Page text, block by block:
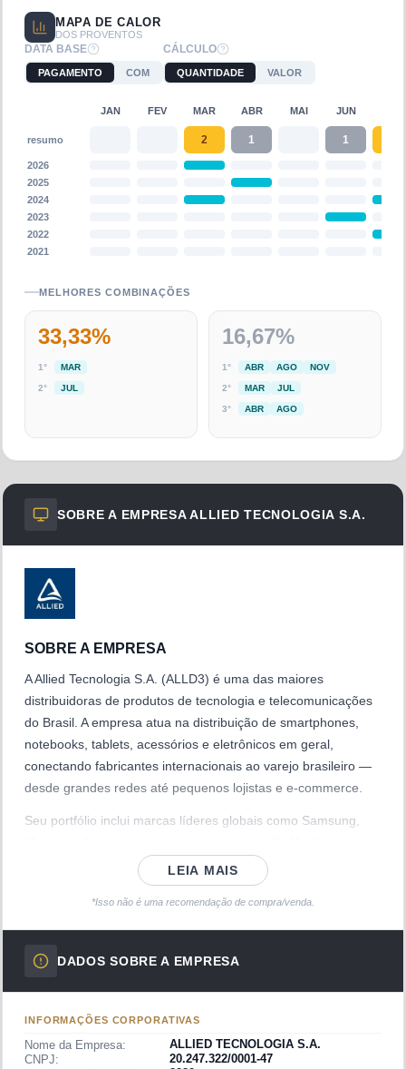
MAPA DE CALOR
DOS PROVENTOS
DATA BASE
PAGAMENTO COM
CÁLCULO
QUANTIDADE VALOR
JAN FEV MAR ABR MAI JUN
resumo 2 1 1
2026
2025
2024
2023
2022
2021
MELHORES COMBINAÇÕES
33,33%
1° MAR
2° JUL
16,67%
1° ABR AGO NOV
2° MAR JUL
3° ABR AGO
SOBRE A EMPRESAALLIED TECNOLOGIA S.A.
SOBRE A EMPRESA
A Allied Tecnologia S.A. (ALLD3) é uma das maiores
distribuidoras de produtos de tecnologia e telecomunicações
do Brasil. A empresa atua na distribuição de smartphones,
notebooks, tablets, acessórios e eletrônicos em geral,
conectando fabricantes internacionais ao varejo brasileiro —
desde grandes redes até pequenos lojistas e e-commerce.
Seu portfólio inclui marcas líderes globais como Samsung,
outras. A Allied opera em todo o território nacional por meio
de uma rede logística robusta, com centros de distribuição
estratégicos que garantem capilaridade de atendimento ao
varejo.
Além da distribuição tradicional, a companhia possui
no segmento B2B, fornecendo equipamentos para empresas,
órgãos públicos e projetos de tecnologia educacional.
LEIA MAIS
*Isso não é uma recomendação de compra/venda.
DADOS SOBRE A EMPRESA
INFORMAÇÕES CORPORATIVAS
Nome da Empresa:
ALLIED TECNOLOGIA S.A.
CNPJ:
20.247.322/0001-47